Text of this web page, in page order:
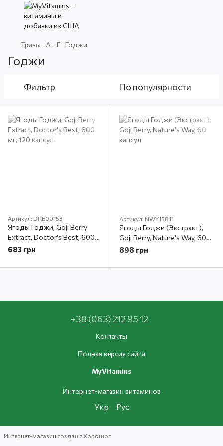
Травы А - Г Годжи
Годжи
Фильтр По популярности
Артикул: DRB00153
Ягоды Годжи, Goji Berry
Extract, Doctor's Best, 600
мг, 120 капсул
683 грн
Артикул: NWY15811
Ягоды Годжи (Экстракт),
Goji Berry, Nature's Way, 60
капсул
898 грн
+38 (063) 212 95 12
Контакты
Полная версия сайта
MyVitamins
Интернет-магазин витаминов
Укр Рус
Интернет-магазин создан с Хорошоп